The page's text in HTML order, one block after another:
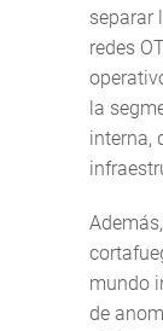
separar
redes
la
interna,
mundo
de